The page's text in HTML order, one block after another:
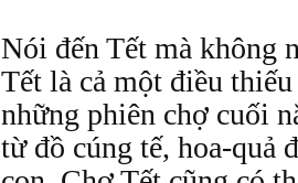
Nói đến Tết mà không
Tết là cả một điều
những phiên chợ cuối
từ đồ cúng tế, hoa-quả